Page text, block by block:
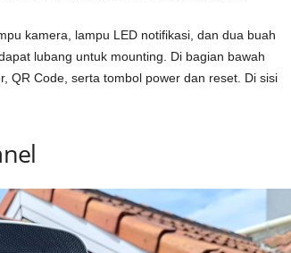
kamera, lampu LED notifikasi, dan dua buah
lubang untuk mounting. Di bagian bawah
QR Code, serta tombol power dan reset. Di sisi